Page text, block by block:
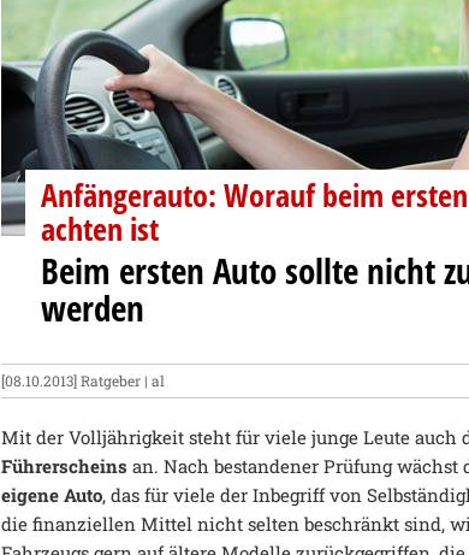
Anfängerauto: Worauf beim
achten ist
Beim ersten Auto sollte nicht
werden
[08.10.2013]Ratgeber | al
Mit der Volljährigkeit steht für viele junge Leute auch
Führerscheinsan. Nach bestandener Prüfung
eigene Auto, das für viele der Inbegriff von
die finanziellen Mittel nicht selten beschränkt sind,